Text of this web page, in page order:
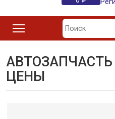
АВТОЗАПЧАСТЬ
ЦЕНЫ